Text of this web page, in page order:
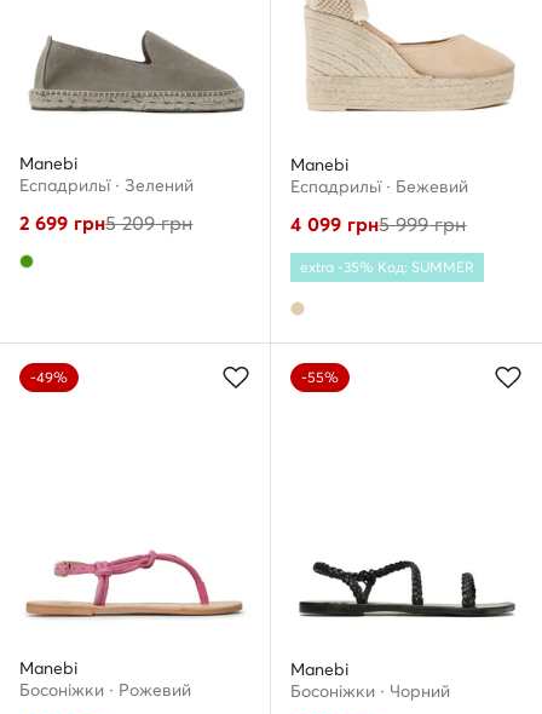
Manebi
Еспадрильї · Зелений
2 699 грн5 209грн
Manebi
Еспадрильї · Бежевий
4 099 грн5 999грн
extra -35% Код: SUMMER
-49%
Manebi
Босоніжки · Рожевий
-55%
Manebi
Босоніжки · Чорний